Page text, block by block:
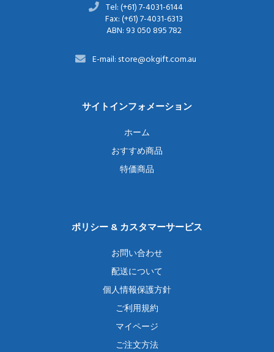
Tel: (+61) 7-4031-6144
Fax: (+61) 7-4031-6313
ABN: 93 050 895 782
E-mail: store@okgift.com.au
サイトインフォメーション
ホーム
おすすめ商品
特価商品
ポリシー & カスタマーサービス
お問い合わせ
配送について
個人情報保護方針
ご利用規約
マイページ
ご注文方法